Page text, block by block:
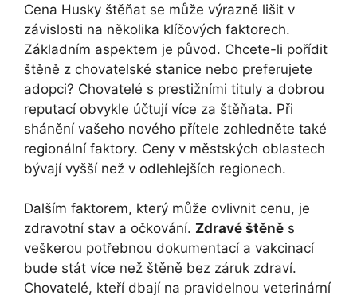
Cena Husky štěňat se může výrazně lišit v
závislosti na několika klíčových faktorech.
Základním aspektem je původ. Chcete-li pořídit
štěně z chovatelské stanice nebo preferujete
adopci? Chovatelé s prestižními tituly a dobrou
reputací obvykle účtují více za štěňata. Při
shánění vašeho nového přítele zohledněte také
regionální faktory. Ceny v městských oblastech
bývají vyšší než v odlehlejších regionech.
Dalším faktorem, který může ovlivnit cenu, je
zdravotní stav a očkování. Zdravé štěně s
veškerou potřebnou dokumentací a vakcinací
bude stát více než štěně bez záruk zdraví.
Chovatelé, kteří dbají na pravidelnou veterinární